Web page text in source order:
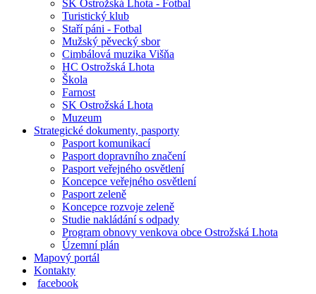
SK Ostrožská Lhota - Fotbal
Turistický klub
Staří páni - Fotbal
Mužský pěvecký sbor
Cimbálová muzika Višňa
HC Ostrožská Lhota
Škola
Farnost
SK Ostrožská Lhota
Muzeum
Strategické dokumenty, pasporty
Pasport komunikací
Pasport dopravního značení
Pasport veřejného osvětlení
Koncepce veřejného osvětlení
Pasport zeleně
Koncepce rozvoje zeleně
Studie nakládání s odpady
Program obnovy venkova obce Ostrožská Lhota
Územní plán
Mapový portál
Kontakty
facebook